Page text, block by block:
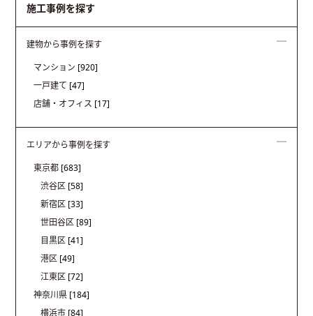
施工事例を探す
建物から事例を探す
マンション [920]
一戸建て [47]
店舗・オフィス [17]
エリアから事例を探す
東京都 [683]
渋谷区 [58]
新宿区 [33]
世田谷区 [89]
目黒区 [41]
港区 [49]
江東区 [72]
神奈川県 [184]
横浜市 [84]